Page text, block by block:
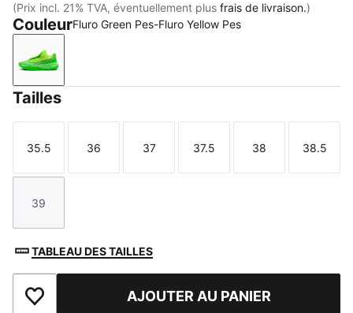
(Prix incl. 21% TVA, éventuellement plus frais de livraison.)
CouleurFluro Green Pes-Fluro Yellow Pes
Fluro Green Pes-Fluro Yellow Pes
Tailles
Taille
35.5
Taille
36
Taille
37
Taille
37.5
Taille
38
Taille
38.5
Taille
39
TABLEAU DES TAILLES
Ajouter aux favorisAJOUTER AU PANIER